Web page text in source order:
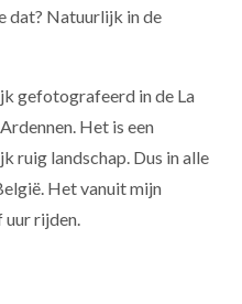
dat? Natuurlijk in de
gefotografeerd in de La
Het is een
ruig landschap. Dus in alle
Het vanuit mijn
uur rijden.